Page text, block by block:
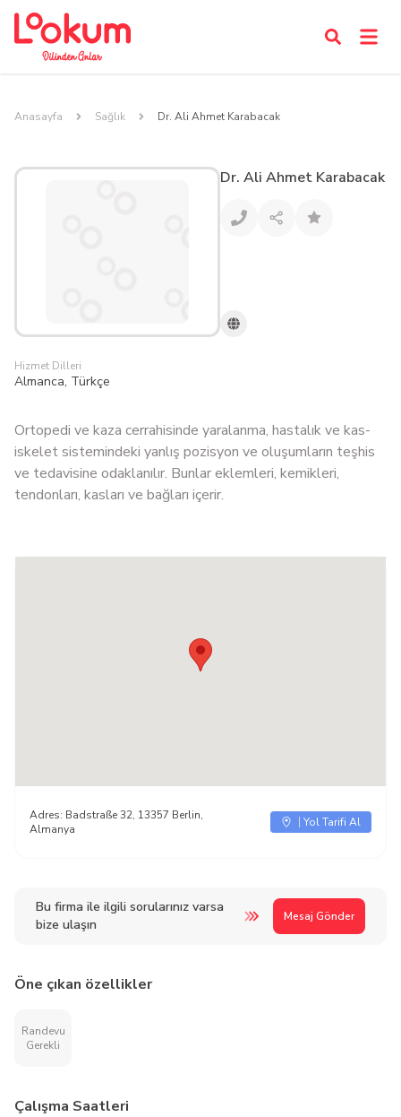
Anasayfa Sağlık Dr. Ali Ahmet Karabacak
Dr. Ali Ahmet Karabacak
Hizmet Dilleri
Almanca, Türkçe
Ortopedi ve kaza cerrahisinde yaralanma, hastalık ve kas-
iskelet sistemindeki yanlış pozisyon ve oluşumların teşhis
ve tedavisine odaklanılır. Bunlar eklemleri, kemikleri,
tendonları, kasları ve bağları içerir.
Bu firma ile ilgili sorularınız varsa
bize ulaşın
Mesaj Gönder
Adres: Badstraße 32, 13357 Berlin,
Almanya
Yol Tarifi Al
Öne çıkan özellikler
Randevu
Gerekli
Çalışma Saatleri